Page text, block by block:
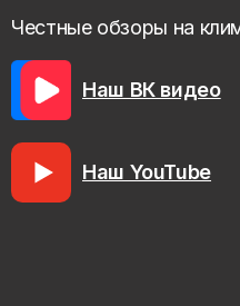
Честные обзоры на
Наш ВК видео
Наш YouTube